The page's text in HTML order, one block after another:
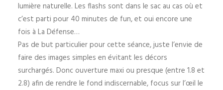
lumière naturelle. Les flashs sont dans le sac au cas où et
c’est parti pour 40 minutes de fun, et oui encore une
fois à La Défense…
Pas de but particulier pour cette séance, juste l’envie de
faire des images simples en évitant les décors
surchargés. Donc ouverture maxi ou presque (entre 1.8 et
2.8) afin de rendre le fond indiscernable, focus sur l’œil le